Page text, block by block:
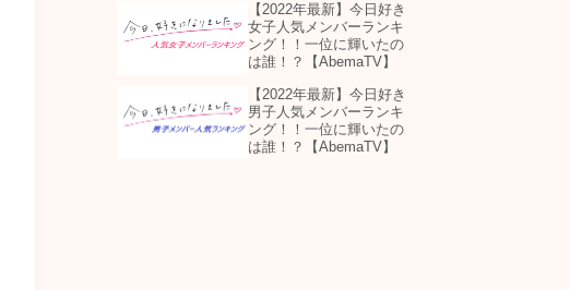
【2022年最新】今日好き
女子人気メンバーランキ
ング！！一位に輝いたの
は誰！？【AbemaTV】
【2022年最新】今日好き
男子人気メンバーランキ
ング！！一位に輝いたの
は誰！？【AbemaTV】